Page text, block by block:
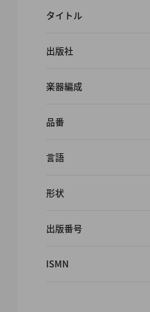
タイトル
出版社
楽器編成
品番
言語
形状
出版番号
ISMN